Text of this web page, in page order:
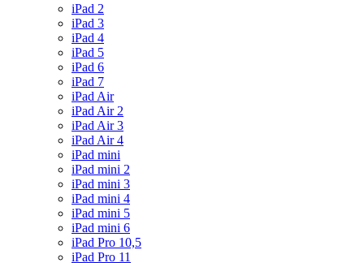
iPad 2
iPad 3
iPad 4
iPad 5
iPad 6
iPad 7
iPad Air
iPad Air 2
iPad Air 3
iPad Air 4
iPad mini
iPad mini 2
iPad mini 3
iPad mini 4
iPad mini 5
iPad mini 6
iPad Pro 10,5
iPad Pro 11